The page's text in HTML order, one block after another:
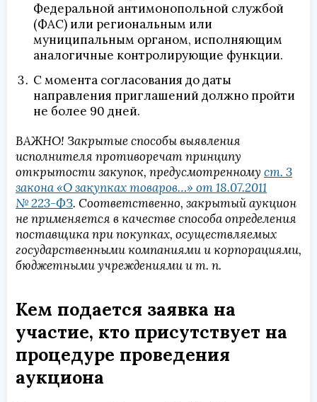
Федеральной антимонопольной службой
(ФАС) или региональным или
муниципальным органом, исполняющим
аналогичные контролирующие функции.
С момента согласования до даты
направления приглашений должно пройти
не более 90 дней.
ВАЖНО! Закрытые способы выявления
исполнителя противоречат принципу
открытости закупок, предусмотренному ст. 3
закона «О закупках товаров…» от 18.07.2011
№ 223-ФЗ. Соответственно, закрытый аукцион
не применяется в качестве способа определения
поставщика при покупках, осуществляемых
государственными компаниями и корпорациями,
бюджетными учреждениями и т. п.
Кем подается заявка на
участие, кто присутствует на
процедуре проведения
аукциона